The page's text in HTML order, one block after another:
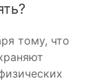
тому, что